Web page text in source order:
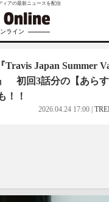
ィアの最新ニュースを配信
ライン
Travis Japan Summer
初回3話分の【あら
！！
2026.04.24 17:00